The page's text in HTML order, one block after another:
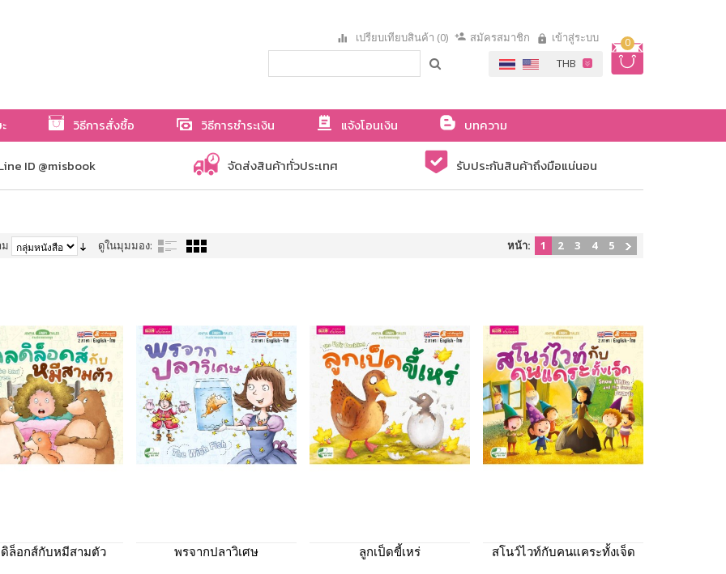
0
เปรียบเทียบสินค้า (0) สมัครสมาชิก เข้าสู่ระบบ
วิธีการสั่งซื้อ วิธีการชำระเงิน แจ้งโอนเงิน บทความ
ID @misbook จัดส่งสินค้าทั่วประเทศ รับประกันสินค้าถึงมือแน่นอน
ม ดูในมุมมอง: หน้า: 1 2 3 4 5
ล็อกส์กับหมีสามตัว
พรจากปลาวิเศษ
ลูกเป็ดขี้เหร่
สโนว์ไวท์กับคนแคระทั้งเจ็ด